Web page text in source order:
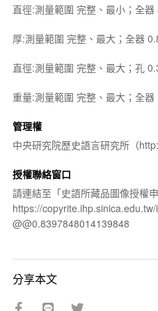
直徑:測量範圍 完整、最小；全
厚:測量範圍 完整、最大；全器
直徑:測量範圍 完整、最大；孔
重量:測量範圍 完整、最大；全器
管理權
中央研究院歷史語言研究所（
授權聯絡窗口
請連結至「史語所藏品圖像授權
https://
@@0.8397848014139848
分享本文